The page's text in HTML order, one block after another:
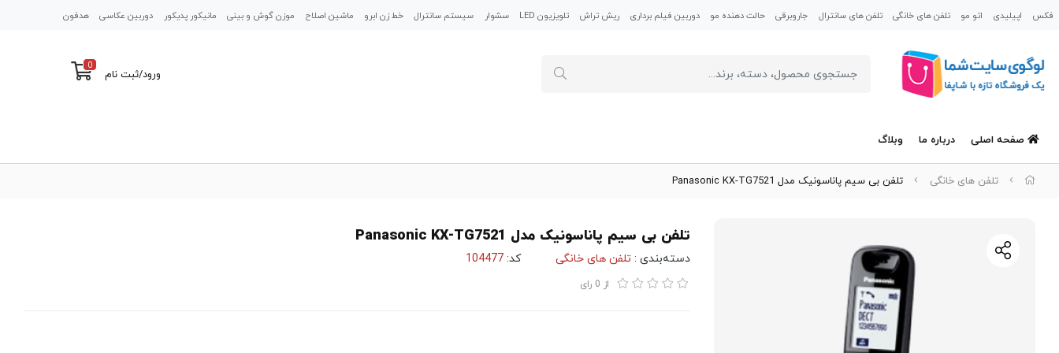
فکس اپیلیدی اتو مو تلفن های خانگی تلفن های سانترال جاروبرقی حالت دهنده مو دوربین فیلم برداری ریش تراش تلویزیون LED سشوار سیستم سانترال خط زن ابرو ماشین اصلاح موزن گوش و بینی مانیکور پدیکور دوربین عکاسی هدفون
ورود/ثبت نام
0
صفحه اصلی درباره ما وبلاگ
تلفن های خانگی تلفن بی سیم پاناسونیک مدل Panasonic KX-TG7521
تلفن بی سیم پاناسونیک مدل Panasonic KX-TG7521
دسته‌بندی : تلفن های خانگی کد: 104477
از 0 رای